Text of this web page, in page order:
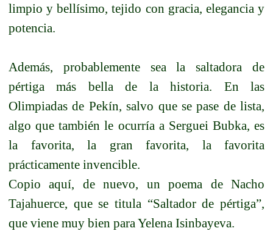
limpio y bellísimo, tejido con gracia, elegancia y
potencia.
Además, probablemente sea la saltadora de
pértiga más bella de la historia. En las
Olimpiadas de Pekín, salvo que se pase de lista,
algo que también le ocurría a Serguei Bubka, es
la favorita, la gran favorita, la favorita
prácticamente invencible.
Copio aquí, de nuevo, un poema de Nacho
Tajahuerce, que se titula “Saltador de pértiga”,
que viene muy bien para Yelena Isinbayeva.